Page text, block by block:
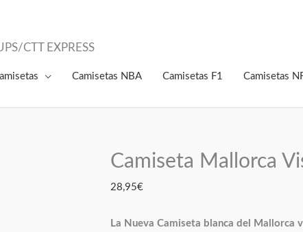
CTT EXPRESS
Camisetas NBA Camisetas F1 Camisetas
Camiseta Mallorca
28,95€
La Nueva Camiseta blanca del Mallorca
Camiseta
Visitante